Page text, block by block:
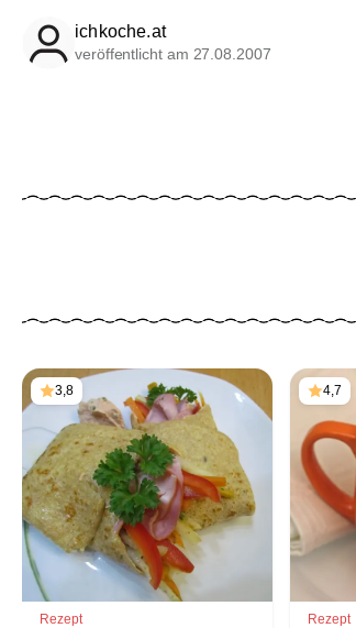
ichkoche.at
veröffentlicht am 27.08.2007
3,8
Rezept
4,7
Rezept